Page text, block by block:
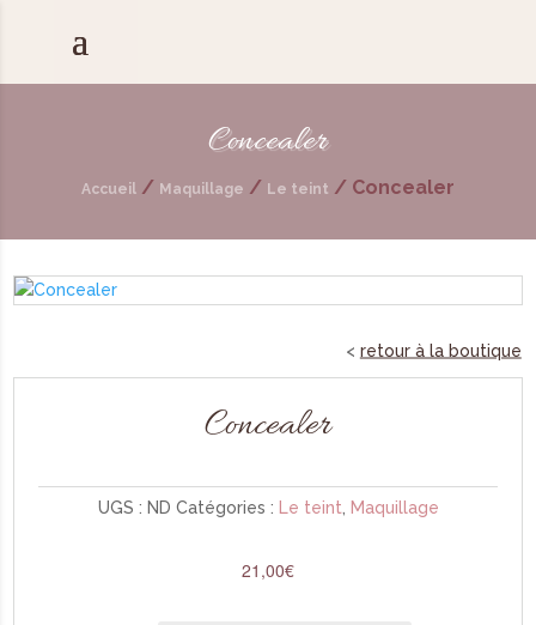
Accueil / Maquillage / Le teint / Concealer
Concealer
retour à la boutique
Concealer
UGS : ND Catégories : Le teint Maquillage
21,00€